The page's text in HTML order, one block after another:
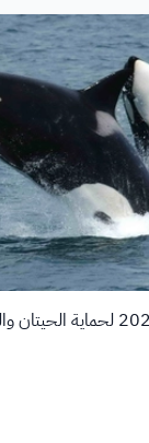
فرصة تطوع في إسبانيا 2026